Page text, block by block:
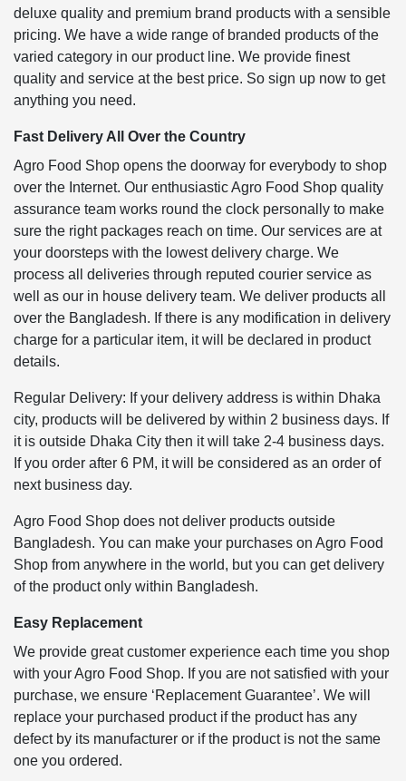
deluxe quality and premium brand products with a sensible
pricing. We have a wide range of branded products of the
varied category in our product line. We provide finest
quality and service at the best price. So sign up now to get
anything you need.
Fast Delivery All Over the Country
Agro Food Shop opens the doorway for everybody to shop
over the Internet. Our enthusiastic Agro Food Shop quality
assurance team works round the clock personally to make
sure the right packages reach on time. Our services are at
your doorsteps with the lowest delivery charge. We
process all deliveries through reputed courier service as
well as our in house delivery team. We deliver products all
over the Bangladesh. If there is any modification in delivery
charge for a particular item, it will be declared in product
details.
Regular Delivery: If your delivery address is within Dhaka
city, products will be delivered by within 2 business days. If
it is outside Dhaka City then it will take 2-4 business days.
If you order after 6 PM, it will be considered as an order of
next business day.
Agro Food Shop does not deliver products outside
Bangladesh. You can make your purchases on Agro Food
Shop from anywhere in the world, but you can get delivery
of the product only within Bangladesh.
Easy Replacement
We provide great customer experience each time you shop
with your Agro Food Shop. If you are not satisfied with your
purchase, we ensure ‘Replacement Guarantee’. We will
replace your purchased product if the product has any
defect by its manufacturer or if the product is not the same
one you ordered.